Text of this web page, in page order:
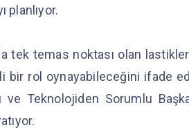
planlıyor.
tek temas noktası olan
bir rol oynayabileceğini ifade
ve Teknolojiden Sorumlu